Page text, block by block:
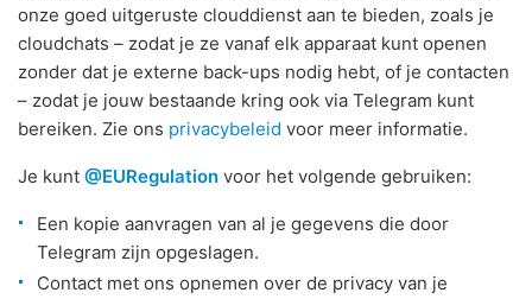
onze goed uitgeruste clouddienst aan te bieden, zoals je
cloudchats – zodat je ze vanaf elk apparaat kunt openen
zonder dat je externe back-ups nodig hebt, of je contacten
– zodat je jouw bestaande kring ook via Telegram kunt
bereiken. Zie ons privacybeleid voor meer informatie.
Je kunt @EURegulation voor het volgende gebruiken:
Een kopie aanvragen van al je gegevens die door
Telegram zijn opgeslagen.
Contact met ons opnemen over de privacy van je